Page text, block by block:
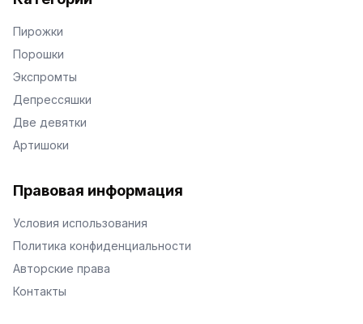
Пирожки
Порошки
Экспромты
Депрессяшки
Две девятки
Артишоки
Правовая информация
Условия использования
Политика конфиденциальности
Авторские права
Контакты